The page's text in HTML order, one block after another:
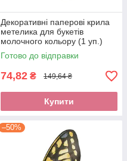
Декоративні паперові крила
метелика для букетів
молочного кольору (1 уп.)
Готово до відправки
74,82 ₴ 149,64 ₴
Купити
–50%